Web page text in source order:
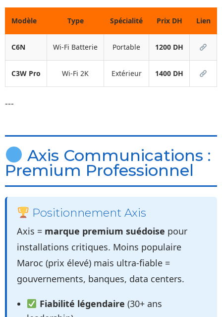
Modèle Type Spécialité Prix DH Lien
C6N Wi-Fi Batterie Portable 1200 DH
C3W Pro Wi-Fi 2K Extérieur 1400 DH
---
Axis Communications :
Premium Professionnel
Positionnement Axis
Axis = marque premium suédoise pour
installations critiques. Moins populaire
Maroc (prix élevé) mais ultra-fiable =
gouvernements, banques, data centers.
Fiabilité légendaire (30+ ans